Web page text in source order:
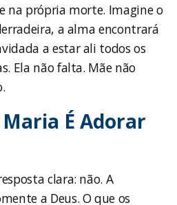
na própria morte. Imagine o
a alma encontrará
a estar ali todos os
Ela não falta. Mãe não
Maria É Adorar
clara: não. A
a Deus. O que os